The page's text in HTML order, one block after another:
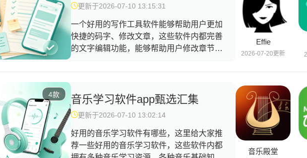
更新于2026-07-10 13:15:31
一个好用的写作工具软件能够帮助用户更加
快捷的码字、修改文章，这些软件内都完善
的文字编辑功能，能够帮助用户修改章节、
统计功能，能够让用户更加快捷的写作，快
来一起使用这些软件吧。
Effie
2026-07-20更新
4款 音乐学习软件app甄选汇集
更新于2026-07-10 13:02:14
好用的音乐学习软件有哪些，这里给大家推
荐一些好用的音乐学习软件，这些软件内都
音乐殿堂